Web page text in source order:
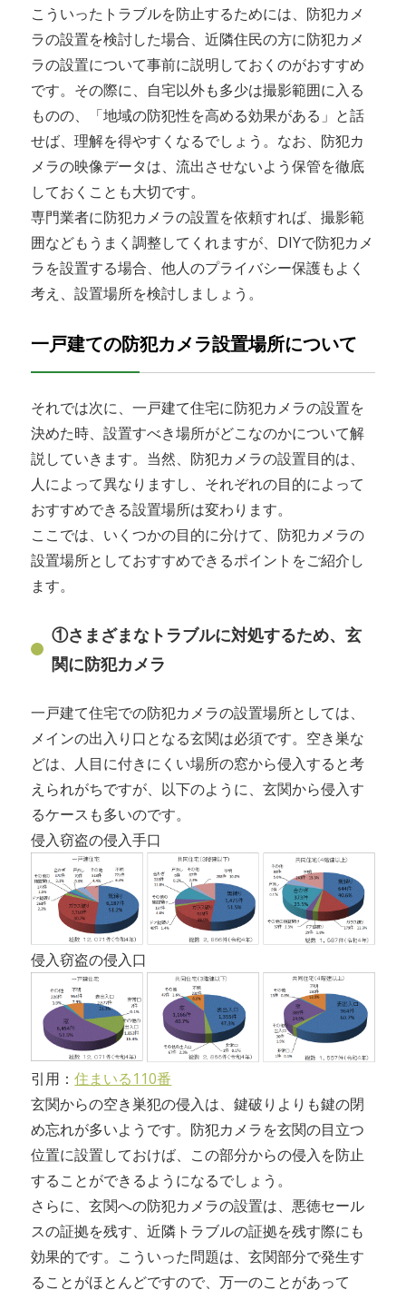
こういったトラブルを防止するためには、防犯カメ
ラの設置を検討した場合、近隣住民の方に防犯カメ
ラの設置について事前に説明しておくのがおすすめ
です。その際に、自宅以外も多少は撮影範囲に入る
ものの、「地域の防犯性を高める効果がある」と話
せば、理解を得やすくなるでしょう。なお、防犯カ
メラの映像データは、流出させないよう保管を徹底
しておくことも大切です。
専門業者に防犯カメラの設置を依頼すれば、撮影範
囲などもうまく調整してくれますが、DIYで防犯カメ
ラを設置する場合、他人のプライバシー保護もよく
考え、設置場所を検討しましょう。
一戸建ての防犯カメラ設置場所について
それでは次に、一戸建て住宅に防犯カメラの設置を
決めた時、設置すべき場所がどこなのかについて解
説していきます。当然、防犯カメラの設置目的は、
人によって異なりますし、それぞれの目的によって
おすすめできる設置場所は変わります。
ここでは、いくつかの目的に分けて、防犯カメラの
設置場所としておすすめできるポイントをご紹介し
ます。
①さまざまなトラブルに対処するため、玄
関に防犯カメラ
一戸建て住宅での防犯カメラの設置場所としては、
メインの出入り口となる玄関は必須です。空き巣な
どは、人目に付きにくい場所の窓から侵入すると考
えられがちですが、以下のように、玄関から侵入す
るケースも多いのです。
侵入窃盗の侵入手口
侵入窃盗の侵入口
引用：住まいる110番
玄関からの空き巣犯の侵入は、鍵破りよりも鍵の閉
め忘れが多いようです。防犯カメラを玄関の目立つ
位置に設置しておけば、この部分からの侵入を防止
することができるようになるでしょう。
さらに、玄関への防犯カメラの設置は、悪徳セール
スの証拠を残す、近隣トラブルの証拠を残す際にも
効果的です。こういった問題は、玄関部分で発生す
ることがほとんどですので、万一のことがあって